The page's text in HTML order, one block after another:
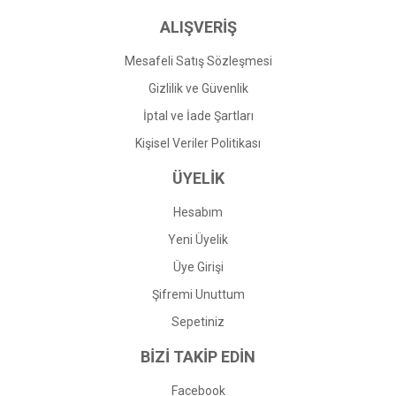
ALIŞVERİŞ
Mesafeli Satış Sözleşmesi
Gizlilik ve Güvenlik
İptal ve İade Şartları
Kişisel Veriler Politikası
ÜYELİK
Hesabım
Yeni Üyelik
Üye Girişi
Şifremi Unuttum
Sepetiniz
BİZİ TAKİP EDİN
Facebook